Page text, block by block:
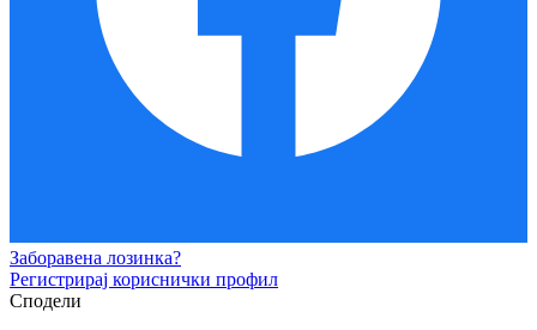
Заборавена лозинка?
Регистрирај кориснички профил
Сподели